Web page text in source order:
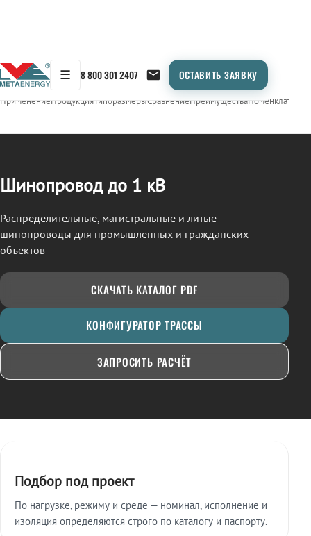
☰ 8 800 301 2407 ОСТАВИТЬ ЗАЯВКУ
← Продукция/ШИНОПРОВОД
ПрименениеПродукцияТипоразмерыСравнениеПреимуществаНоменклатура
Шинопровод до 1 кВ
Распределительные, магистральные и литые
шинопроводы для промышленных и гражданских
объектов
СКАЧАТЬ КАТАЛОГ PDF
КОНФИГУРАТОР ТРАССЫ
ЗАПРОСИТЬ РАСЧЁТ
Подбор под проект
По нагрузке, режиму и среде — номинал, исполнение и
изоляция определяются строго по каталогу и паспорту.